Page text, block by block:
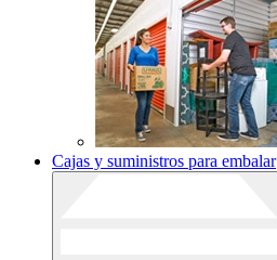
Cajas y suministros para embalar